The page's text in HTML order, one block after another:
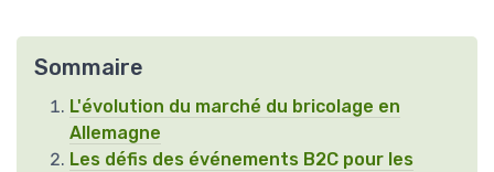
Sommaire
L'évolution du marché du bricolage en
Allemagne
Les défis des événements B2C pour les